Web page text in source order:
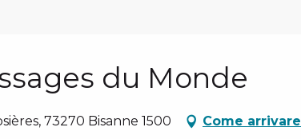
du Monde
73270 Bisanne 1500 Come arrivare